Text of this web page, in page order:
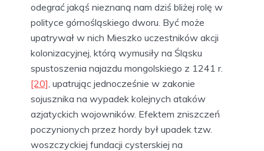
odegrać jakąś nieznaną nam dziś bliżej rolę w
polityce górnośląskiego dworu. Być może
upatrywał w nich Mieszko uczestników akcji
kolonizacyjnej, którą wymusiły na Śląsku
spustoszenia najazdu mongolskiego z 1241 r.
[20] , upatrując jednocześnie w zakonie
sojusznika na wypadek kolejnych ataków
azjatyckich wojowników. Efektem zniszczeń
poczynionych przez hordy był upadek tzw.
woszczyckiej fundacji cysterskiej na